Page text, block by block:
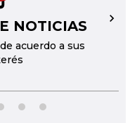
NOTICIAS
acuerdo a sus
→